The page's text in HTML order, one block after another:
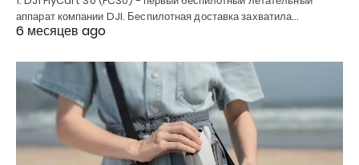
аппарат компании DJI. Беспилотная доставка захватила…
6 месяцев ago